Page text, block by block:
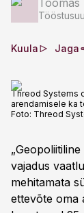
Toomas
Kuula Jaga
Threod Systems
arendamisele ka
Foto: Threod
vajadus
mehitamata
ettevõte oma